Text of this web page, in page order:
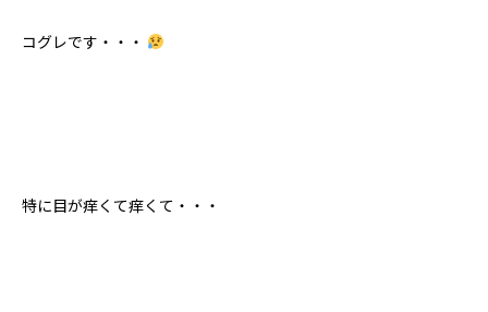
コグレです・・・
特に目が痒くて痒くて・・・